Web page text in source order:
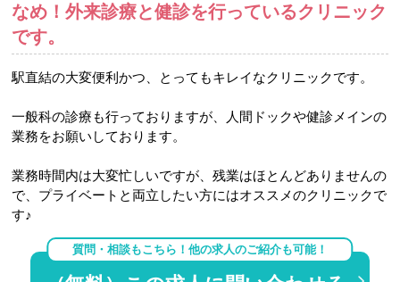
なめ！外来診療と健診を行っているクリニック
です。
駅直結の大変便利かつ、とってもキレイなクリニックです。
一般科の診療も行っておりますが、人間ドックや健診メインの
業務をお願いしております。
業務時間内は大変忙しいですが、残業はほとんどありませんの
で、プライベートと両立したい方にはオススメのクリニックで
す♪
質問・相談もこちら！他の求人のご紹介も可能！